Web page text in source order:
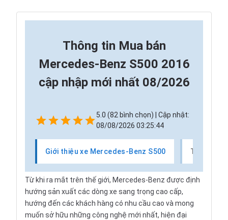
Thông tin Mua bán
Mercedes-Benz S500 2016
cập nhập mới nhất 08/2026
5.0 (82 bình chọn) | Cập nhật:
08/08/2026 03:25:44
Giới thiệu xe Mercedes-Benz S500 Thị
Từ khi ra mắt trên thế giới, Mercedes-Benz được định
hướng sản xuất các dòng xe sang trọng cao cấp,
hướng đến các khách hàng có nhu cầu cao và mong
muốn sở hữu những công nghệ mới nhất, hiện đại